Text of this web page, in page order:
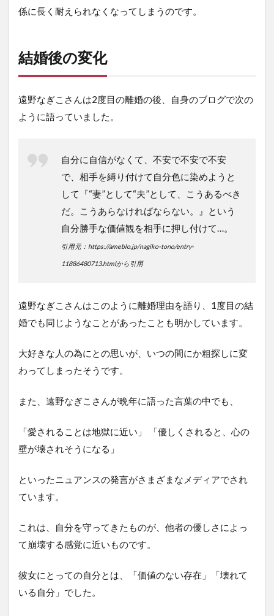
係に長く耐えられなくなってしまうのです。
結婚後の変化
遠野なぎこさんは2度目の離婚の後、自身のブログで次の
ように語っていました。
自分に自信がなくて、不安で不安で不安
で、相手を縛り付けて自分色に染めようと
して『“妻”として“夫”として、こうあるべき
だ。こうあらなければならない。』という
自分勝手な価値観を相手に押し付けて…。
引用元：https://ameblo.jp/nagiko-tono/entry-
11886480713.htmlから引用
遠野なぎこさんはこのように離婚理由を語り、1度目の結
婚でも同じようなことがあったことも明かしています。
大好きな人の為にとの思いが、いつの間にか粗探しに変
わってしまったそうです。
また、遠野なぎこさんが晩年に語った言葉の中でも、
「愛されることは地獄に近い」 「優しくされると、心の
壁が壊されそうになる」
といったニュアンスの発言がさまざまなメディアでされ
ています。
これは、自分を守ってきたものが、他者の優しさによっ
て崩壊する感覚に近いものです。
彼女にとっての自分とは、「価値のない存在」「壊れて
いる自分」でした。